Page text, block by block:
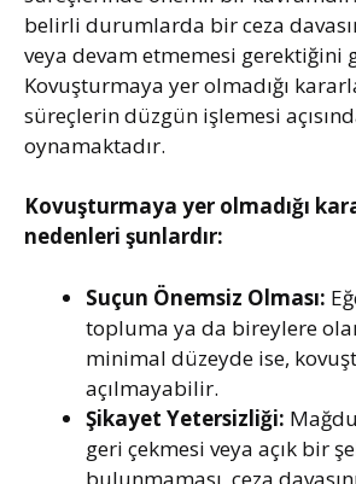
belirli durumlarda bir ceza
veya devam etmemesi gerektiğini
Kovuşturmaya yer olmadığı
süreçlerin düzgün işlemesi
oynamaktadır.
Kovuşturmaya yer olmadığı
nedenleri şunlardır:
Suçun Önemsiz Olması:
topluma ya da bireylere
minimal düzeyde ise,
açılmayabilir.
Şikayet Yetersizliği:
geri çekmesi veya açık bir
bulunmaması, ceza